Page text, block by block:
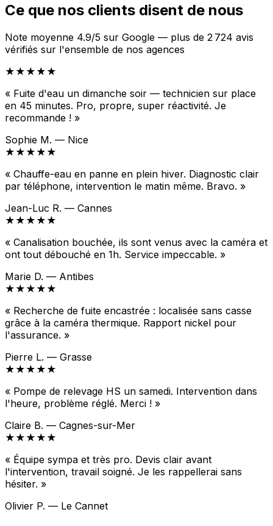
Ce que nos clients disent de nous
Note moyenne 4.9/5 sur Google — plus de 2 724 avis
vérifiés sur l'ensemble de nos agences
★★★★★
« Fuite d'eau un dimanche soir — technicien sur place
en 45 minutes. Pro, propre, super réactivité. Je
recommande ! »
Sophie M. — Nice
★★★★★
« Chauffe-eau en panne en plein hiver. Diagnostic clair
par téléphone, intervention le matin même. Bravo. »
Jean-Luc R. — Cannes
★★★★★
« Canalisation bouchée, ils sont venus avec la caméra et
ont tout débouché en 1h. Service impeccable. »
Marie D. — Antibes
★★★★★
« Recherche de fuite encastrée : localisée sans casse
grâce à la caméra thermique. Rapport nickel pour
l'assurance. »
Pierre L. — Grasse
★★★★★
« Pompe de relevage HS un samedi. Intervention dans
l'heure, problème réglé. Merci ! »
Claire B. — Cagnes-sur-Mer
★★★★★
« Équipe sympa et très pro. Devis clair avant
l'intervention, travail soigné. Je les rappellerai sans
hésiter. »
Olivier P. — Le Cannet